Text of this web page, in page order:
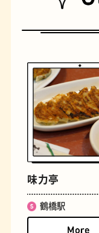
遊具
味力亭
鶴橋駅